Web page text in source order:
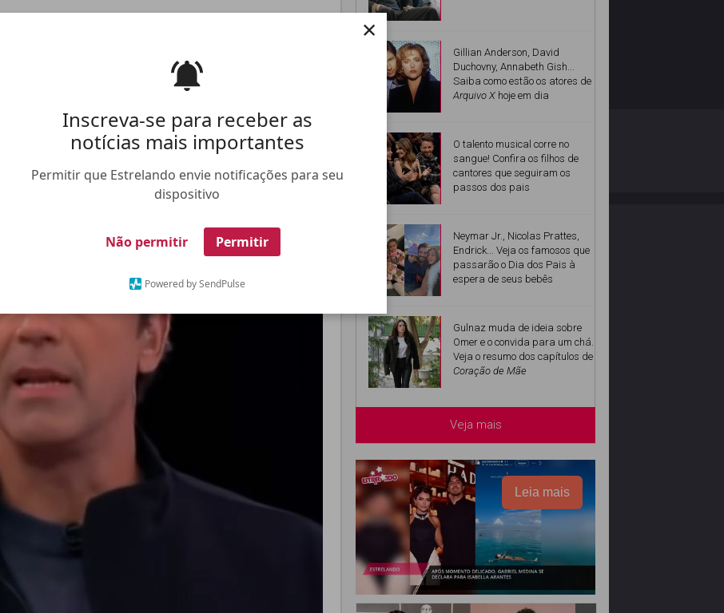
Inscreva-se para receber as
notícias mais importantes
Permitir que Estrelando envie notificações para seu
dispositivo
Não permitir Permitir
Powered by SendPulse
×
Oscar Schmidt recentemente
Gillian Anderson, David
Duchovny, Annabeth Gish...
Saiba como estão os atores de
Arquivo X hoje em dia
O talento musical corre no
sangue! Confira os filhos de
cantores que seguiram os
passos dos pais
Neymar Jr., Nicolas Prattes,
Endrick... Veja os famosos que
passarão o Dia dos Pais à
espera de seus bebês
Gulnaz muda de ideia sobre
Omer e o convida para um chá.
Veja o resumo dos capítulos de
Coração de Mãe
Veja mais
Leia mais
ANUNCIE NO ESTRELANDO TRABALHE NO ESTRELANDO
Desenvolvido por